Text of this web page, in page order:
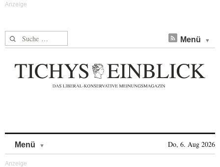
Suche nach: Menü
Menü Do, 6. Aug 2026